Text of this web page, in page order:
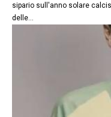
sipario sull'anno solare
delle...